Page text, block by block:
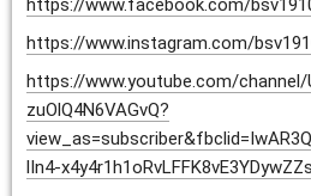
https://www.facebook.com/
https://www.instagram.com/
https://www.youtube.com/channel/
zuOlQ4N6VAGvQ?
lIn4-